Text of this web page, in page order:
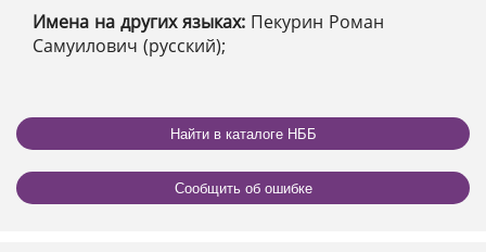
Имена на других языках: Пекурин Роман
Самуилович (русский);
Найти в каталоге НББ
Сообщить об ошибке